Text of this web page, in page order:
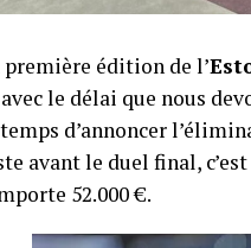
première édition de l’
le délai que nous
d’annoncer
avant le duel final, c’est
52.000 €.